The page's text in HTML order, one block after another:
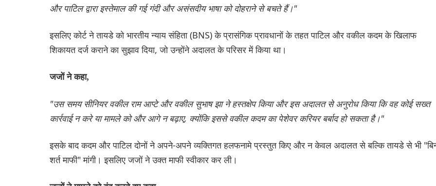
और पाटिल द्वारा इस्तेमाल की गई गंदी और असंसदीय भाषा को दोहराने से बचते हैं।"
इसलिए कोर्ट ने तायडे को भारतीय न्याय संहिता (BNS) के प्रासंगिक प्रावधानों के तहत पाटिल और वकील कदम के खिलाफ
शिकायत दर्ज कराने का सुझाव दिया, जो उन्होंने अदालत के परिसर में किया था।
जजों ने कहा,
"उस समय सीनियर वकील राम आप्टे और वकील सुभाष झा ने हस्तक्षेप किया और इस अदालत से अनुरोध किया कि वह कोई सख्त
कार्रवाई न करे या मामले को और आगे न बढ़ाए, क्योंकि इससे वकील कदम का पेशेवर करियर बर्बाद हो सकता है।"
इसके बाद कदम और पाटिल दोनों ने अपने-अपने व्यक्तिगत हलफनामे प्रस्तुत किए और न केवल अदालत से बल्कि तायडे से भी
शर्त माफी" मांगी। इसलिए जजों ने उक्त माफी स्वीकार कर ली।